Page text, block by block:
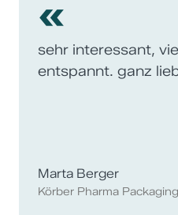
«
sehr interessant,
entspannt. ganz
Marta Berger
Körber Pharma